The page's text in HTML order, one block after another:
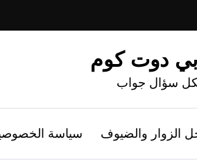
دوت كوم
سؤال جواب
الزوار والضيوف سياسة